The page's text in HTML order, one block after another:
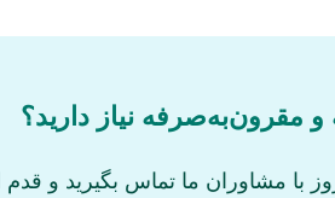
و مقرون‌به‌صرفه نیاز دارید؟
با مشاوران ما تماس بگیرید و قدم